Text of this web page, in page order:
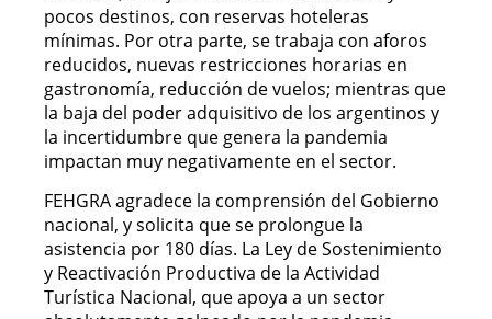
pocos destinos, con reservas hoteleras
mínimas. Por otra parte, se trabaja con aforos
reducidos, nuevas restricciones horarias en
gastronomía, reducción de vuelos; mientras que
la baja del poder adquisitivo de los argentinos y
la incertidumbre que genera la pandemia
impactan muy negativamente en el sector.
FEHGRA agradece la comprensión del Gobierno
nacional, y solicita que se prolongue la
asistencia por 180 días. La Ley de Sostenimiento
y Reactivación Productiva de la Actividad
Turística Nacional, que apoya a un sector